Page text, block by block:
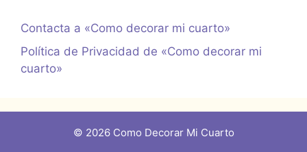
Contacta a «Como decorar mi cuarto»
Política de Privacidad de «Como decorar mi
cuarto»
© 2026 Como Decorar Mi Cuarto